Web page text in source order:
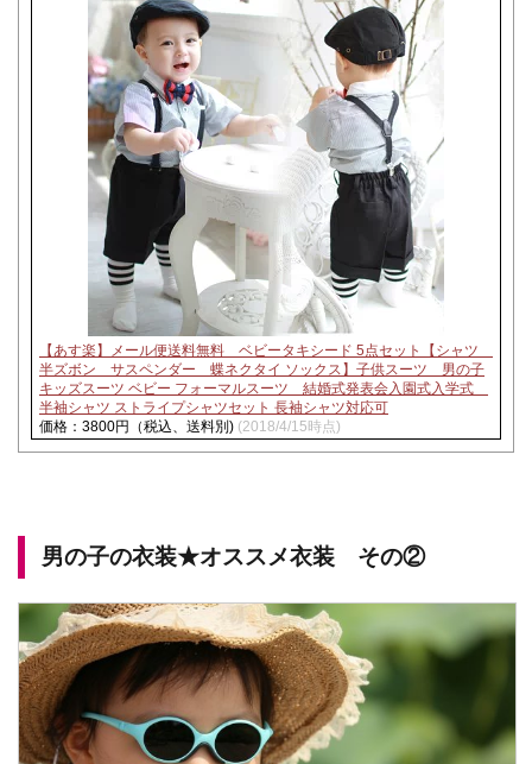
【あす楽】メール便送料無料 ベビータキシード 5点セット【シャツ
半ズボン サスペンダー 蝶ネクタイ ソックス】子供スーツ 男の子
キッズスーツ ベビー フォーマルスーツ 結婚式発表会入園式入学式
半袖シャツ ストライプシャツセット 長袖シャツ対応可
価格：3800円（税込、送料別) (2018/4/15時点)
男の子の衣装★オススメ衣装 その②